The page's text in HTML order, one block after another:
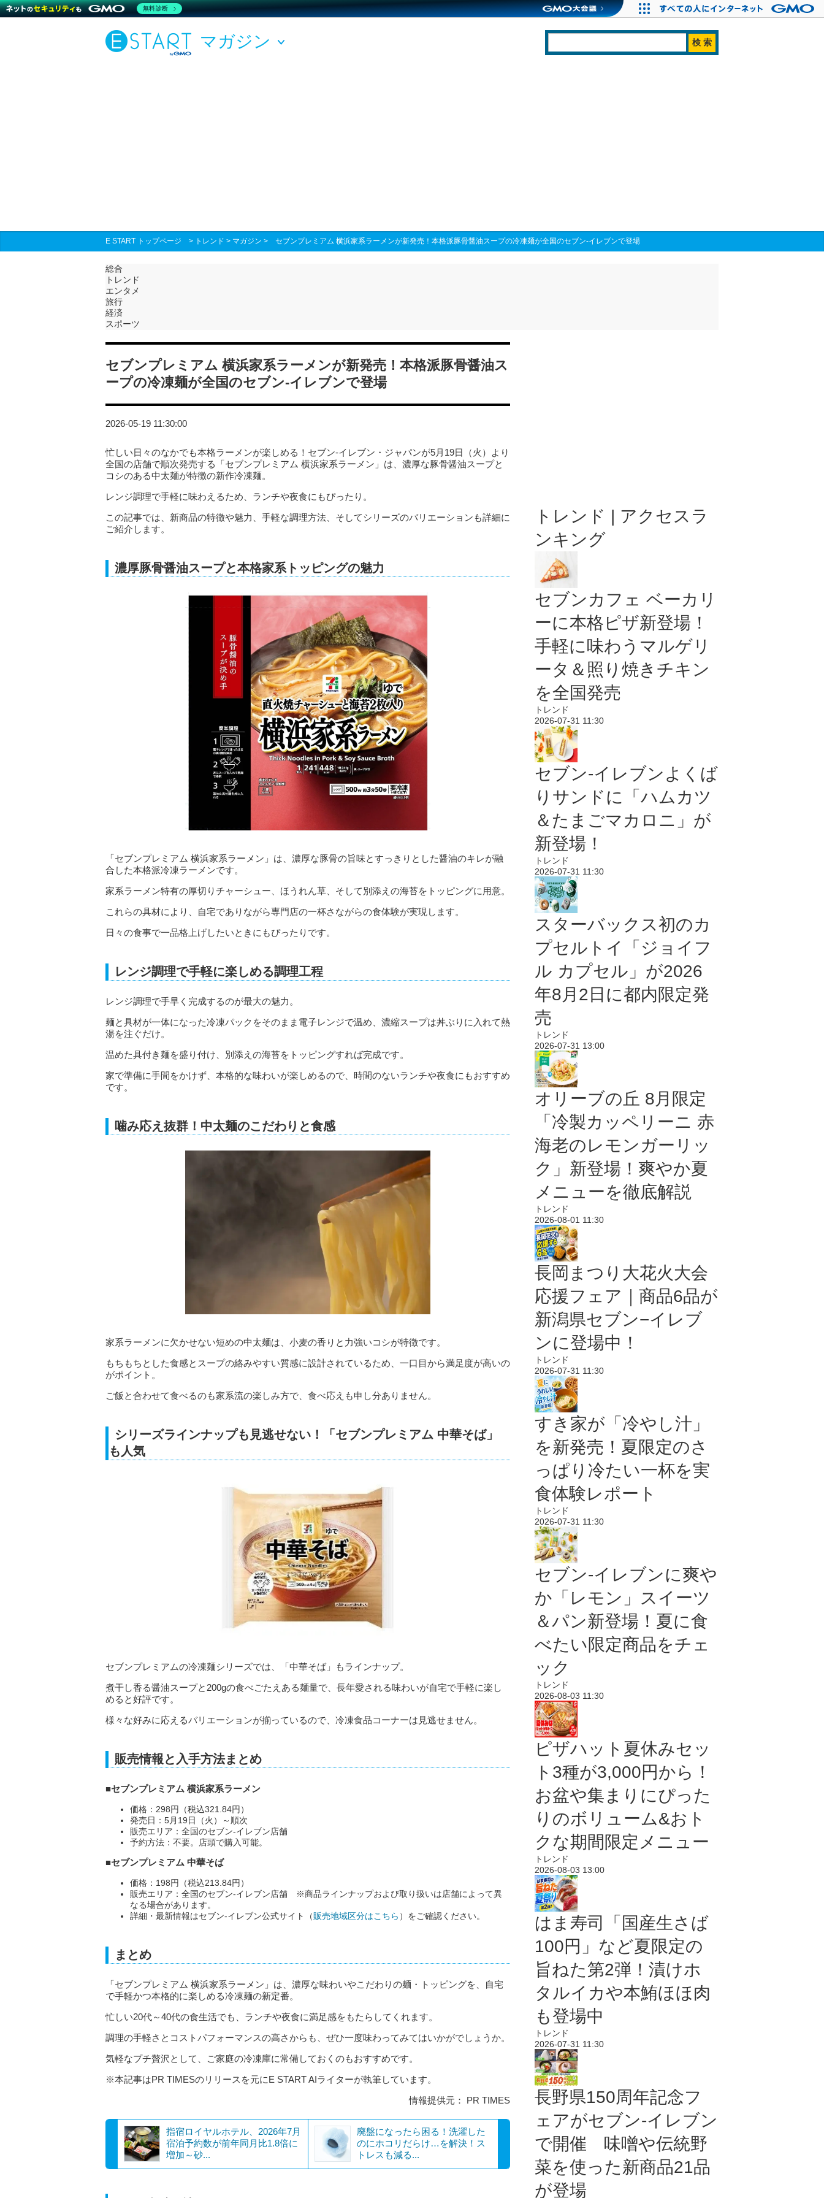
マガジン
E START トップページ > トレンド > マガジン > セブンプレミアム 横浜家系ラーメンが新発売！本格派豚骨醤油スープの冷凍麺が全国のセブン-イレブンで登場
総合
トレンド
エンタメ
旅行
経済
スポーツ
セブンプレミアム 横浜家系ラーメンが新発売！本格派豚骨醤油ス
ープの冷凍麺が全国のセブン-イレブンで登場
2026-05-19 11:30:00
忙しい日々のなかでも本格ラーメンが楽しめる！セブン‐イレブン・ジャパンが5月19日（火）より
全国の店舗で順次発売する「セブンプレミアム 横浜家系ラーメン」は、濃厚な豚骨醤油スープと
コシのある中太麺が特徴の新作冷凍麺。
レンジ調理で手軽に味わえるため、ランチや夜食にもぴったり。
この記事では、新商品の特徴や魅力、手軽な調理方法、そしてシリーズのバリエーションも詳細に
ご紹介します。
濃厚豚骨醤油スープと本格家系トッピングの魅力
「セブンプレミアム 横浜家系ラーメン」は、濃厚な豚骨の旨味とすっきりとした醤油のキレが融
合した本格派冷凍ラーメンです。
家系ラーメン特有の厚切りチャーシュー、ほうれん草、そして別添えの海苔をトッピングに用意。
これらの具材により、自宅でありながら専門店の一杯さながらの食体験が実現します。
日々の食事で一品格上げしたいときにもぴったりです。
レンジ調理で手軽に楽しめる調理工程
レンジ調理で手早く完成するのが最大の魅力。
麺と具材が一体になった冷凍パックをそのまま電子レンジで温め、濃縮スープは丼ぶりに入れて熱
湯を注ぐだけ。
温めた具付き麺を盛り付け、別添えの海苔をトッピングすれば完成です。
家で準備に手間をかけず、本格的な味わいが楽しめるので、時間のないランチや夜食にもおすすめ
です。
噛み応え抜群！中太麺のこだわりと食感
家系ラーメンに欠かせない短めの中太麺は、小麦の香りと力強いコシが特徴です。
もちもちとした食感とスープの絡みやすい質感に設計されているため、一口目から満足度が高いの
がポイント。
ご飯と合わせて食べるのも家系流の楽しみ方で、食べ応えも申し分ありません。
シリーズラインナップも見逃せない！「セブンプレミアム 中華そば」
も人気
セブンプレミアムの冷凍麺シリーズでは、「中華そば」もラインナップ。
煮干し香る醤油スープと200gの食べごたえある麺量で、長年愛される味わいが自宅で手軽に楽し
めると好評です。
様々な好みに応えるバリエーションが揃っているので、冷凍食品コーナーは見逃せません。
販売情報と入手方法まとめ
■セブンプレミアム 横浜家系ラーメン
価格：298円（税込321.84円）
発売日：5月19日（火）～順次
販売エリア：全国のセブン‐イレブン店舗
予約方法：不要。店頭で購入可能。
■セブンプレミアム 中華そば
価格：198円（税込213.84円）
販売エリア：全国のセブン‐イレブン店舗 ※商品ラインナップおよび取り扱いは店舗によって異
なる場合があります。
詳細・最新情報はセブン‐イレブン公式サイト（販売地域区分はこちら ）をご確認ください。
まとめ
「セブンプレミアム 横浜家系ラーメン」は、濃厚な味わいやこだわりの麺・トッピングを、自宅
で手軽かつ本格的に楽しめる冷凍麺の新定番。
忙しい20代～40代の食生活でも、ランチや夜食に満足感をもたらしてくれます。
調理の手軽さとコストパフォーマンスの高さからも、ぜひ一度味わってみてはいかがでしょうか。
気軽なプチ贅沢として、ご家庭の冷凍庫に常備しておくのもおすすめです。
※本記事はPR TIMESのリリースを元にE START AIライターが執筆しています。
情報提供元： PR TIMES
指宿ロイヤルホテル、2026年7月
宿泊予約数が前年同月比1.8倍に
増加～砂...
廃盤になったら困る！洗濯した
のにホコリだらけ…を解決！ス
トレスも減る...
トレンド | アクセスラ
ンキング
セブンカフェ ベーカリ
ーに本格ピザ新登場！
手軽に味わうマルゲリ
ータ＆照り焼きチキン
を全国発売
トレンド
2026-07-31 11:30
セブン‐イレブンよくば
りサンドに「ハムカツ
＆たまごマカロニ」が
新登場！
トレンド
2026-07-31 11:30
スターバックス初のカ
プセルトイ「ジョイフ
ル カプセル」が2026
年8月2日に都内限定発
売
トレンド
2026-07-31 13:00
オリーブの丘 8月限定
「冷製カッペリーニ 赤
海老のレモンガーリッ
ク」新登場！爽やか夏
メニューを徹底解説
トレンド
2026-08-01 11:30
長岡まつり大花火大会
応援フェア｜商品6品が
新潟県セブン−イレブ
ンに登場中！
トレンド
2026-07-31 11:30
すき家が「冷やし汁」
を新発売！夏限定のさ
っぱり冷たい一杯を実
食体験レポート
トレンド
2026-07-31 11:30
セブン‐イレブンに爽や
か「レモン」スイーツ
＆パン新登場！夏に食
べたい限定商品をチェ
ック
トレンド
2026-08-03 11:30
ピザハット夏休みセッ
ト3種が3,000円から！
お盆や集まりにぴった
りのボリューム&おト
クな期間限定メニュー
トレンド
2026-08-03 13:00
はま寿司「国産生さば
100円」など夏限定の
旨ねた第2弾！漬けホ
タルイカや本鮪ほほ肉
も登場中
トレンド
2026-07-31 11:30
長野県150周年記念フ
ェアがセブン-イレブン
で開催 味噌や伝統野
菜を使った新商品21品
が登場
無料診断